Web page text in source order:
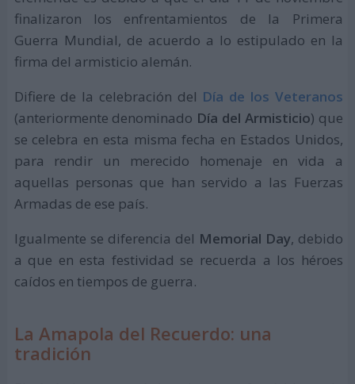
finalizaron los enfrentamientos de la Primera
Guerra Mundial, de acuerdo a lo estipulado en la
firma del armisticio alemán.
Difiere de la celebración del Día de los Veteranos
(anteriormente denominado Día del Armisticio) que
se celebra en esta misma fecha en Estados Unidos,
para rendir un merecido homenaje en vida a
aquellas personas que han servido a las Fuerzas
Armadas de ese país.
Igualmente se diferencia del Memorial Day, debido
a que en esta festividad se recuerda a los héroes
caídos en tiempos de guerra.
La Amapola del Recuerdo: una
tradición